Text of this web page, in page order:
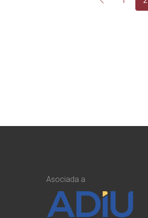
Asociada a